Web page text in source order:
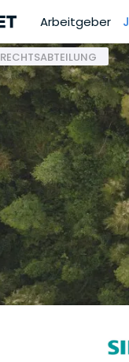
Arbeitgeber
RECHTSABTEILUNG